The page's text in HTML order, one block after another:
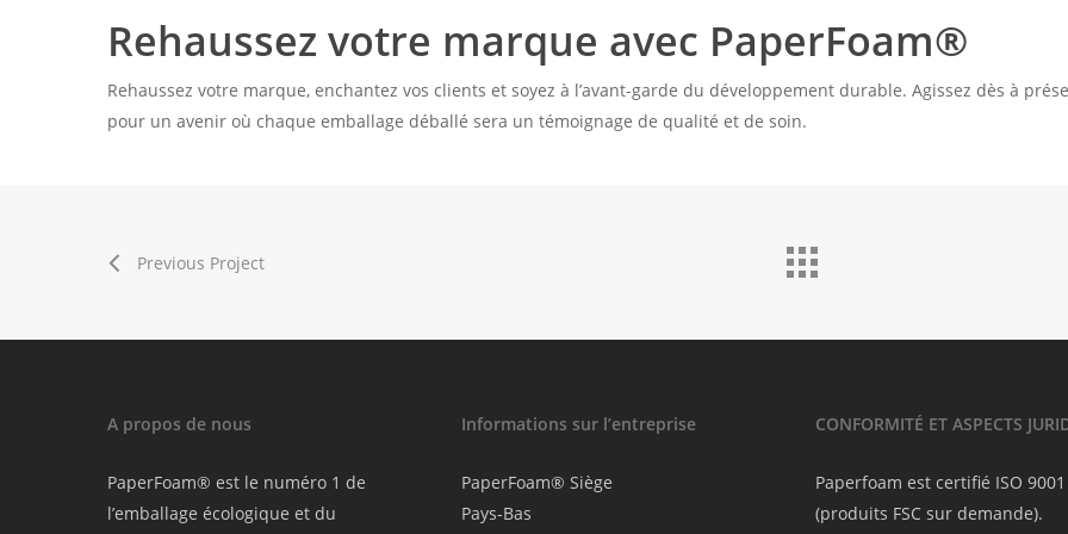
Rehaussez votre marque avec PaperFoam®
Rehaussez votre marque, enchantez vos clients et soyez à l’avant-garde du développement durable. Agissez dès à
pour un avenir où chaque emballage déballé sera un témoignage de qualité et de soin.
Previous Project
A propos de nous
PaperFoam® est le numéro 1 de
l’emballage écologique et du
Informations sur l’entreprise
PaperFoam® Siège
Pays-Bas
CONFORMITÉ ET ASPECTS
Paperfoam est certifié ISO 9001
(produits FSC sur demande).